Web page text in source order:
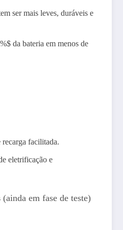
ser mais leves, duráveis e
da bateria em menos de
facilitada.
eletrificação e
(ainda em fase de teste)